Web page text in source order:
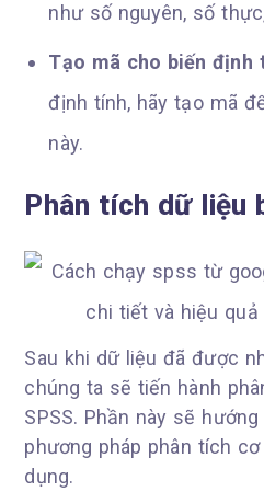
như số nguyên, số
Tạo mã cho biến định
định tính, hãy tạo mã
này.
Phân tích dữ liệu
Sau khi dữ liệu đã được
chúng ta sẽ tiến hành
SPSS. Phần này sẽ
phương pháp phân tích
dụng.